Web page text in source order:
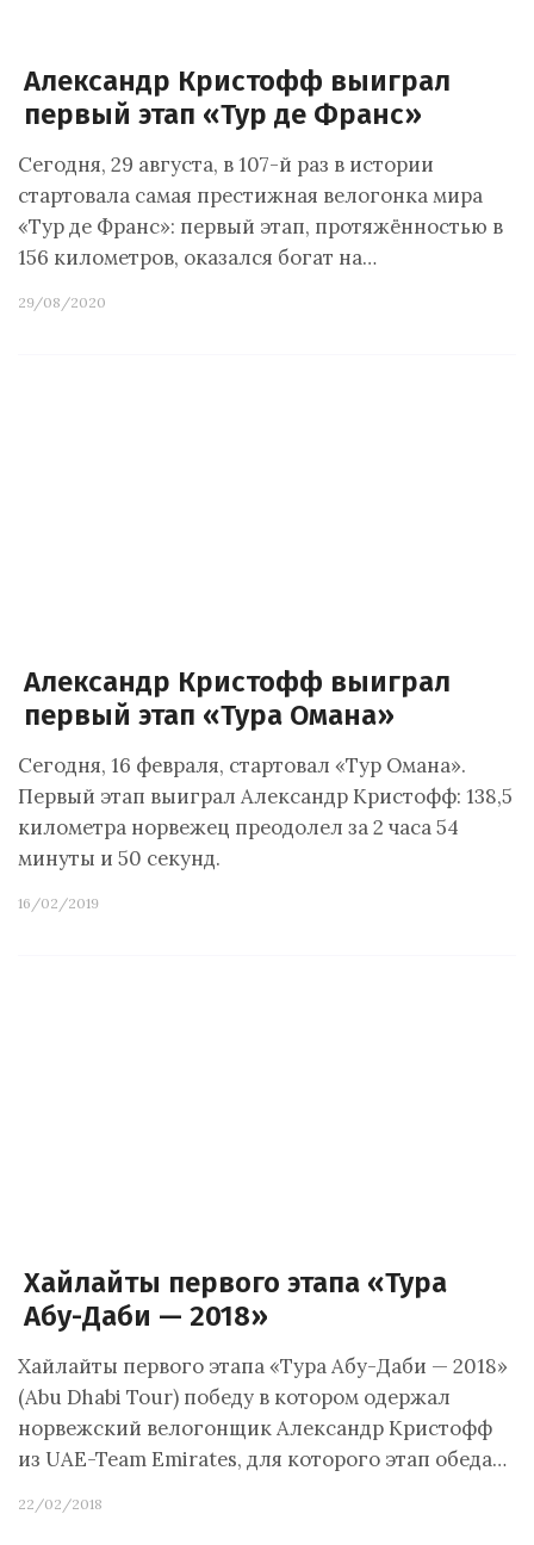
Александр Кристофф выиграл
первый этап «Тур де Франс»
Сегодня, 29 августа, в 107-й раз в истории
стартовала самая престижная велогонка мира
«Тур де Франс»: первый этап, протяжённостью в
156 километров, оказался богат на…
29/08/2020
Александр Кристофф выиграл
первый этап «Тура Омана»
Сегодня, 16 февраля, стартовал «Тур Омана».
Первый этап выиграл Александр Кристофф: 138,5
километра норвежец преодолел за 2 часа 54
минуты и 50 секунд.
16/02/2019
Хайлайты первого этапа «Тура
Абу-Даби — 2018»
Хайлайты первого этапа «Тура Абу-Даби — 2018»
(Abu Dhabi Tour) победу в котором одержал
норвежский велогонщик Александр Кристофф
из UAE-Team Emirates, для которого этап обеда…
22/02/2018